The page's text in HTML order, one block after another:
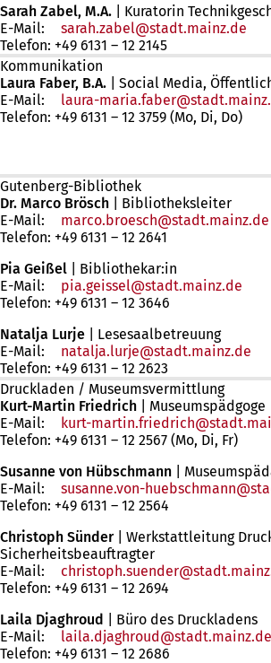
Sarah Zabel, M.A.
| Kuratorin
E-Mail:
sarah.zabel stadt.mainz de
Telefon: +49 6131 – 12 2145
Kommunikation
Laura Faber, B.A. | Social Media,
E-Mail:
laura-maria.faber stadt.mainz
Telefon: +49 6131 – 12 3759 (Mo, Di, Do)
Gutenberg-Bibliothek
Dr. Marco Brösch | Bibliotheksleiter
E-Mail:
marco.broesch stadt.mainz de
Telefon: +49 6131 – 12 2641
Pia Geißel | Bibliothekar:in
E-Mail:
pia.geissel stadt.mainz de
Telefon: +49 6131 – 12 3646
Natalja Lurje | Lesesaalbetreuung
E-Mail:
natalja.lurje stadt.mainz de
Telefon: +49 6131 – 12 2623
Druckladen / Museumsvermittlung
Kurt-Martin Friedrich | Museumspädgoge
E-Mail:
kurt-martin.friedrich
Telefon: +49 6131 – 12 2567 (Mo, Di, Fr)
Susanne von Hübschmann |
E-Mail:
susanne.von-huebschmann
Telefon: +49 6131 – 12 2564
Christoph Sünder| Werkstattleitung
Sicherheitsbeauftragter
E-Mail:
christoph.suender stadt.mainz
Telefon: +49 6131 – 12 2694
Laila Djaghroud | Büro des Druckladens
E-Mail:
laila.djaghroud stadt.mainz de
Telefon: +49 6131 – 12 2686